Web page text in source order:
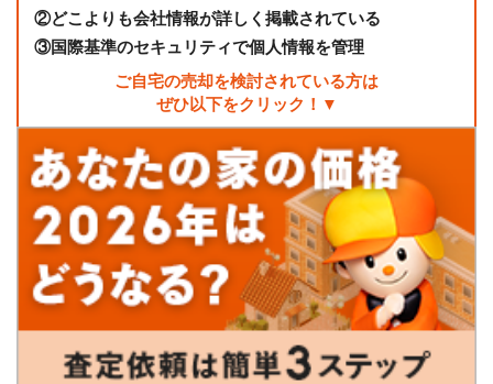
②どこよりも会社情報が詳しく掲載されている
③国際基準のセキュリティで個人情報を管理
ご自宅の売却を検討されている方は
ぜひ以下をクリック！▼